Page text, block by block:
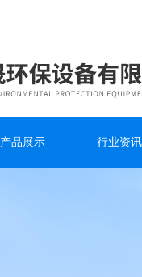
产品展示 行业资讯